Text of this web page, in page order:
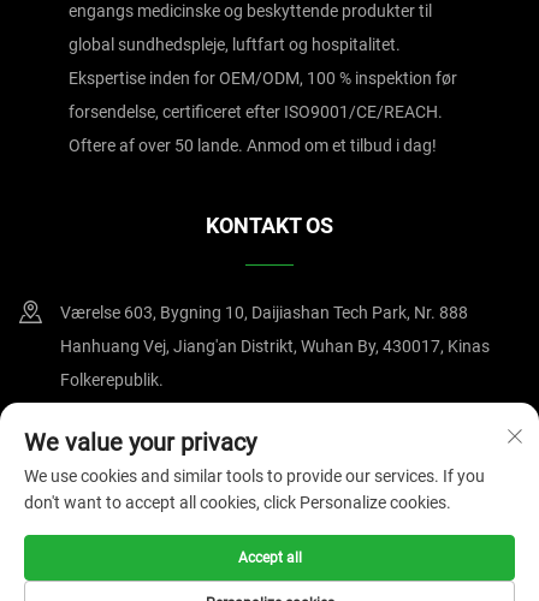
engangs medicinske og beskyttende produkter til
global sundhedspleje, luftfart og hospitalitet.
Ekspertise inden for OEM/ODM, 100 % inspektion før
forsendelse, certificeret efter ISO9001/CE/REACH.
Oftere af over 50 lande. Anmod om et tilbud i dag!
KONTAKT OS
Værelse 603, Bygning 10, Daijiashan Tech Park, Nr. 888
Hanhuang Vej, Jiang'an Distrikt, Wuhan By, 430017, Kinas
Folkerepublik.
+86-15607122519
[email protected]
Copyright © 2025 af Wuhan Magnate Technology Co., Ltd.
Privatlivspolitik
We value your privacy
We use cookies and similar tools to provide our services. If you
don't want to accept all cookies, click Personalize cookies.
Accept all